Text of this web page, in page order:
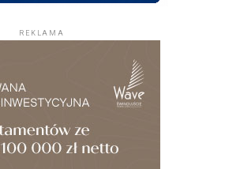
REKLAMA